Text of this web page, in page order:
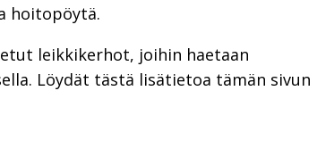
hoitopöytä.
leikkikerhot, joihin haetaan
Löydät tästä lisätietoa tämän sivun